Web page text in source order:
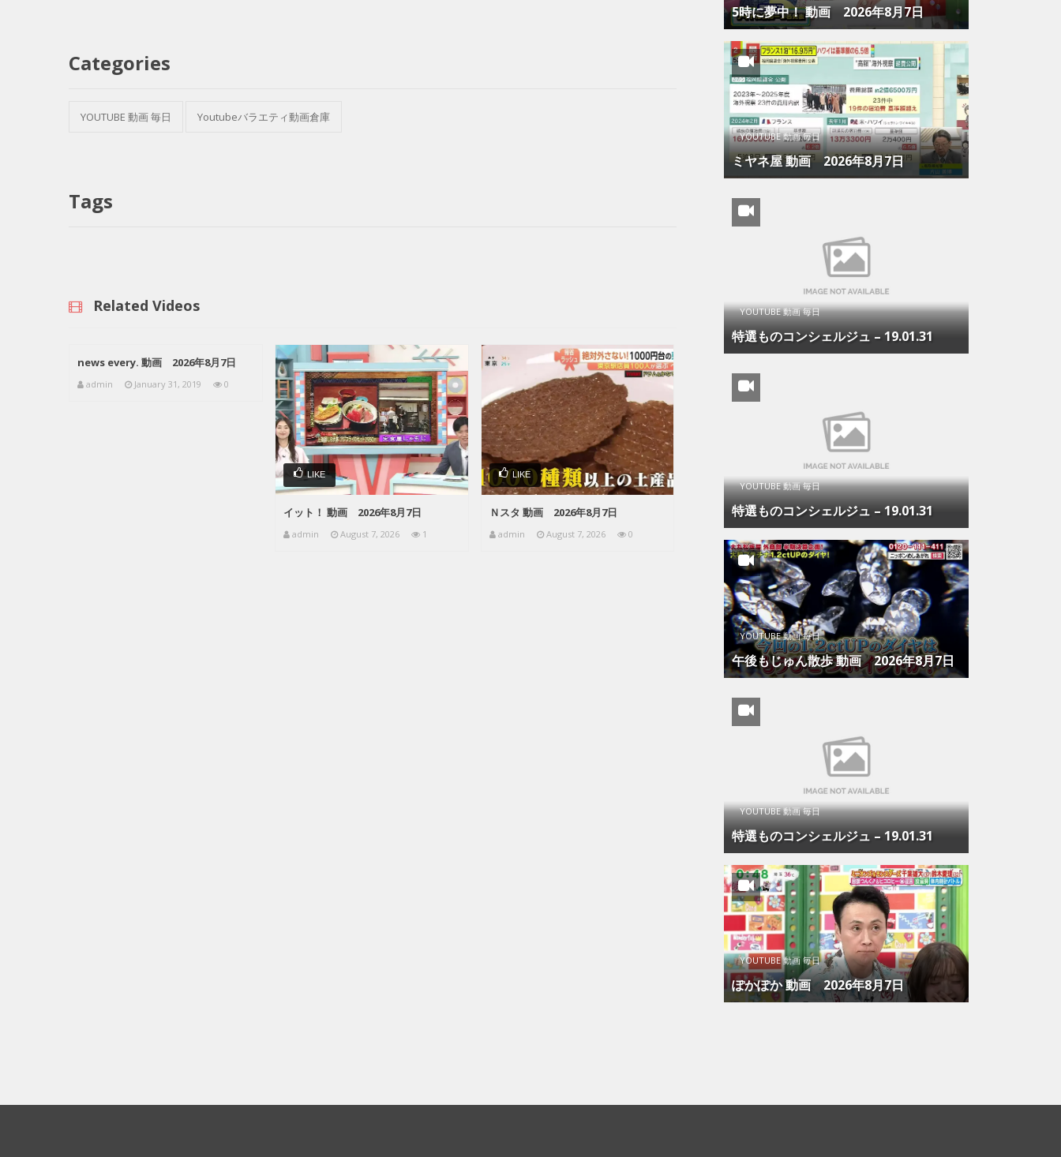
Categories
YOUTUBE 動画 毎日 Youtubeバラエティ動画倉庫
Tags
Related Videos
news every. 動画 2026年8月7日
admin January 31, 2019 0
LIKE
イット！ 動画 2026年8月7日
admin August 7, 2026 1
LIKE
Ｎスタ 動画 2026年8月7日
admin August 7, 2026 0
5時に夢中！ 動画 2026年8月7日
YOUTUBE 動画 毎日
ミヤネ屋 動画 2026年8月7日
YOUTUBE 動画 毎日
特選ものコンシェルジュ – 19.01.31
YOUTUBE 動画 毎日
特選ものコンシェルジュ – 19.01.31
YOUTUBE 動画 毎日
午後もじゅん散歩 動画 2026年8月7日
YOUTUBE 動画 毎日
特選ものコンシェルジュ – 19.01.31
YOUTUBE 動画 毎日
ぽかぽか 動画 2026年8月7日